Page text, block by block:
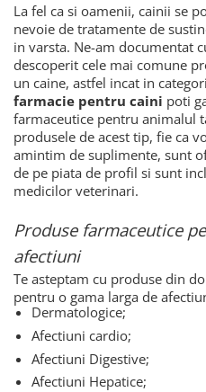
La fel ca si oamenii, cainii se
nevoie de tratamente de
in varsta. Ne-am documentat
descoperit cele mai comune
un caine, astfel incat in
farmacie pentru caini poti
farmaceutice pentru animalul
produsele de acest tip, fie ca
amintim de suplimente, sunt
de pe piata de profil si sunt
medicilor veterinari.
Produse farmaceutice
afectiuni
Te asteptam cu produse din
pentru o gama larga de
Dermatologice;
Afectiuni cardio;
Afectiuni Digestive;
Afectiuni Hepatice;